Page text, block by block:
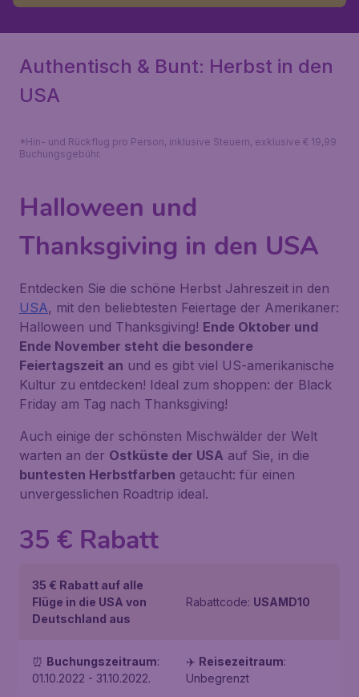
Authentisch & Bunt: Herbst in den
USA
*Hin- und Rückflug pro Person, inklusive Steuern, exklusive € 19,99
Buchungsgebühr.
Halloween und
Thanksgiving in den USA
Entdecken Sie die schöne Herbst Jahreszeit in den
USA, mit den beliebtesten Feiertage der Amerikaner:
Halloween und Thanksgiving! Ende Oktober und
Ende November steht die besondere
Feiertagszeit an und es gibt viel US-amerikanische
Kultur zu entdecken! Ideal zum shoppen: der Black
Friday am Tag nach Thanksgiving!
Auch einige der schönsten Mischwälder der Welt
warten an der Ostküste der USA auf Sie, in die
buntesten Herbstfarben getaucht: für einen
unvergesslichen Roadtrip ideal.
35 € Rabatt
35 € Rabatt auf alle
Flüge in die USA von
Deutschland aus
Rabattcode: USAMD10
⏰ Buchungszeitraum:
01.10.2022 - 31.10.2022.
✈️ Reisezeitraum:
Unbegrenzt